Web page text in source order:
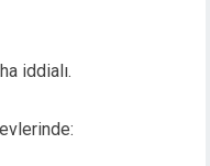
iddialı.